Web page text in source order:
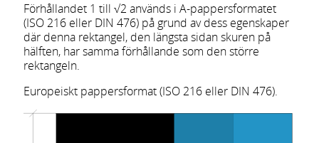
Förhållandet 1 till √2 används i A-pappersformatet
(ISO 216 eller DIN 476) på grund av dess egenskaper
där denna rektangel, den längsta sidan skuren på
hälften, har samma förhållande som den större
rektangeln.
Europeiskt pappersformat (ISO 216 eller DIN 476).